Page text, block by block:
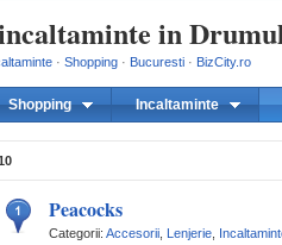
in
· Shopping · Bucuresti · BizCity.ro
Shopping Incaltaminte
Peacocks
Categorii: Accesorii Lenjerie